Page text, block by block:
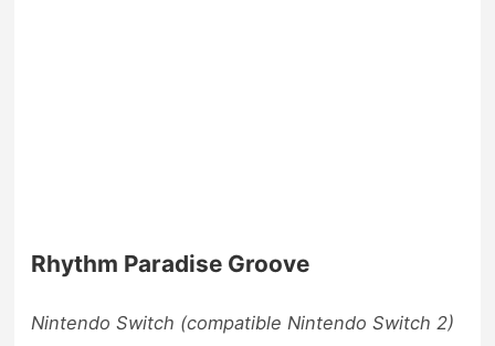
Rhythm Paradise Groove
Nintendo Switch (compatible Nintendo Switch 2)